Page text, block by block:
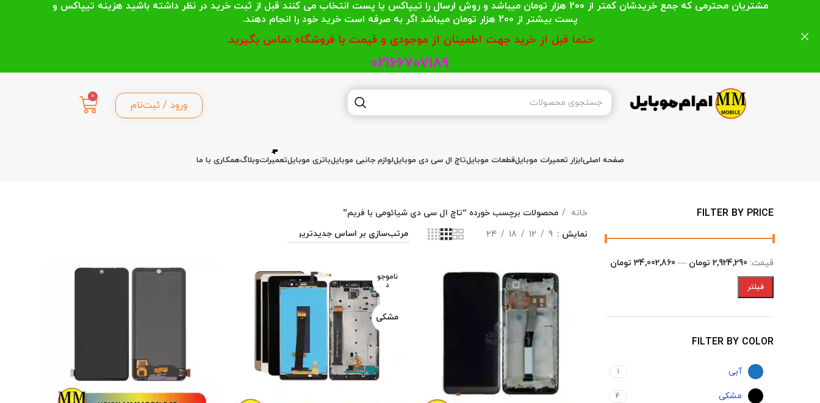
ورود / ثبت‌نام
0
صفحه اصلیابزار تعمیرات موبایلقطعات موبایلتاچ ال سی دی موبایللوازم جانبی موبایلباتری موبایلتعمیراتوبلاگهمکاری با ما
FILTER BY PRICE
فیلتر
قیمت: 2,924,290 تومان — 34,002,860 تومان
FILTER BY COLOR
آبی 1
مشکی 4
خانه
محصولات برچسب خورده “تاچ ال سی دی شیائومی با فریم”
نمایش
9
12
18
24
ناموجو
د
مشکی
مشتریان محترمی که جمع خریدشان کمتر از 200 هزار تومان میباشد و روش ارسال را تیپاکس یا پست انتخاب می کنند قبل از ثبت خرید در نظر داشته باشید هزینه تیپاکس و
پست بیشتر از 200 هزار تومان میباشد اگر به صرفه است خرید خود را انجام دهند.
حتما قبل از خرید جهت اطمینان از موجودی و قیمت با فروشگاه تماس بگیرید.
02166707189